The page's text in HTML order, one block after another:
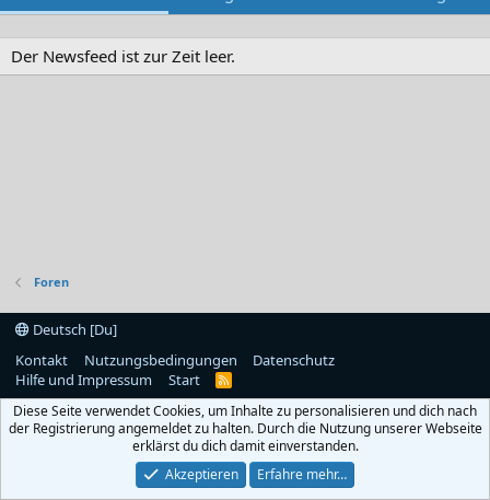
Der Newsfeed ist zur Zeit leer.
Foren
Deutsch [Du]
Kontakt
Nutzungsbedingungen
Datenschutz
Hilfe und Impressum
Start
R
S
Diese Seite verwendet Cookies, um Inhalte zu personalisieren und dich nach
der Registrierung angemeldet zu halten. Durch die Nutzung unserer Webseite
erklärst du dich damit einverstanden.
Akzeptieren
Erfahre mehr…